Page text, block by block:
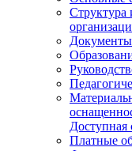
Структура
Документы
Доступная
Платные